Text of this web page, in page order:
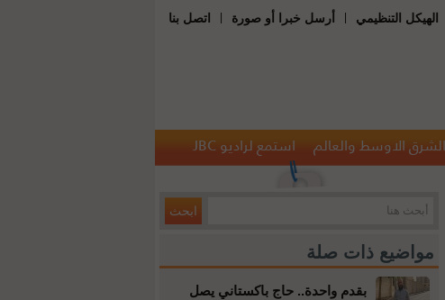
الهيكل التنظيمي أرسل خبرا أو صورة اتصل بنا
الاوسط والعالم استمع لراديو JBC
مواضيع ذات صلة
بقدم واحدة.. حاج باكستاني يصل